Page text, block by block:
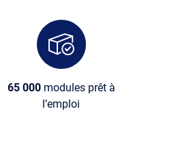
65 000 modules prêt à
l’emploi